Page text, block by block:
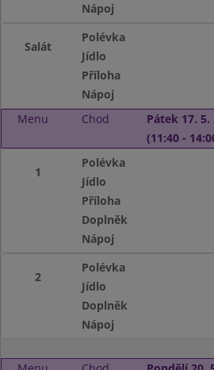
Nápoj
Salát
Polévka
Jídlo
Příloha
Nápoj
Menu
Chod
Pátek 17. 5.
(11:40 -
1
Polévka
Jídlo
Příloha
Doplněk
Nápoj
2
Polévka
Jídlo
Doplněk
Nápoj